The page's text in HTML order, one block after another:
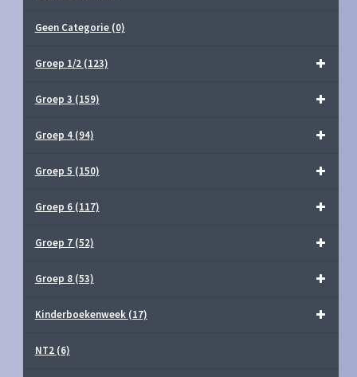
Geen Categorie (0)
Groep 1/2 (123)
Groep 3 (159)
Groep 4 (94)
Groep 5 (150)
Groep 6 (117)
Groep 7 (52)
Groep 8 (53)
Kinderboekenweek (17)
NT2 (6)